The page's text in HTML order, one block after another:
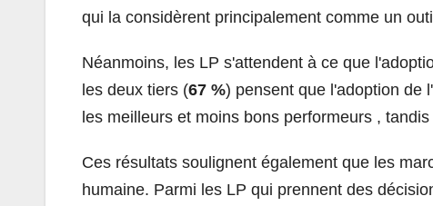
qui la considèrent principalement comme un
Néanmoins, les LP s'attendent à ce que
les deux tiers (67 %) pensent que l'adoption de
les meilleurs et moins bons performeurs , tandis
Ces résultats soulignent également que les
humaine. Parmi les LP qui prennent des